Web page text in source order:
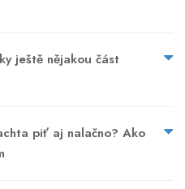
ještě nějakou část
piť aj nalačno? Ako